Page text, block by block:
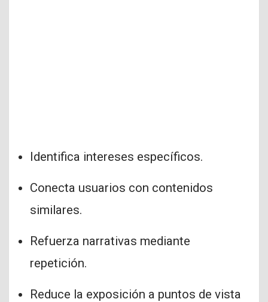
Identifica intereses específicos.
Conecta usuarios con contenidos
similares.
Refuerza narrativas mediante
repetición.
Reduce la exposición a puntos de vista